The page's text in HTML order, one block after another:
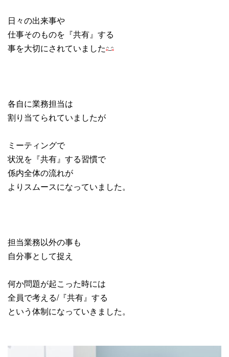
日々の出来事や
仕事そのものを『共有』する
事を大切にされていました
各自に業務担当は
割り当てられていましたが
ミーティングで
状況を『共有』する習慣で
係内全体の流れが
よりスムースになっていました。
担当業務以外の事も
自分事として捉え
何か問題が起こった時には
全員で考える/『共有』する
という体制になっていきました。